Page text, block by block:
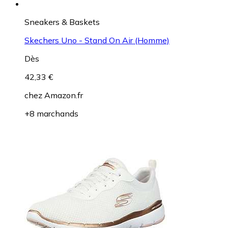
Sneakers & Baskets
Skechers Uno - Stand On Air (Homme)
Dès
42,33 €
chez Amazon.fr
+8 marchands